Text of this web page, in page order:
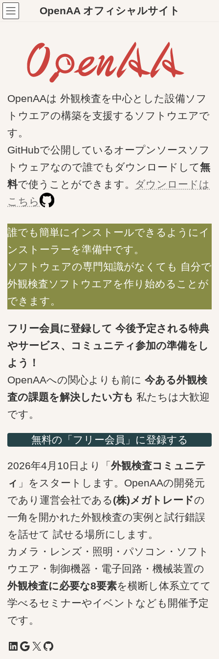
コ
ン
テ
ナ
ビ
ゲ
OpenAA オフィシャルサイト
OpenAAは 外観検査を中心とした設備ソフ
トウエアの構築を支援するソフトウエアで
す。
GitHubで公開しているオープンソースソフ
トウェアなので誰でもダウンロードして無
料で使うことができます。 ダウンロードは
こちら
誰でも簡単にインストールできるようにイ
ンストーラーを準備中です。
ソフトウェアの専門知識がなくても 自分で
外観検査ソフトウエアを作り始めることが
できます。
フリー会員に登録して 今後予定される特典
やサービス、コミュニティ参加の準備をし
よう！
OpenAAへの関心よりも前に 今ある外観検
査の課題を解決したい方も 私たちは大歓迎
です。
無料の「フリー会員」に登録する
2026年4月10日より「 外観検査コミュニテ
ィ 」をスタートします。OpenAAの開発元
であり運営会社である(株)メガトレードの
一角を開かれた外観検査の実例と試行錯誤
を話せて 試せる場所にします。
カメラ・レンズ・照明・パソコン・ソフト
ウエア・制御機器・電子回路・機械装置の
外観検査に必要な8要素を横断し体系立てて
学べるセミナーやイベントなども開催予定
です。
LinkedIn
Google
X GitHub